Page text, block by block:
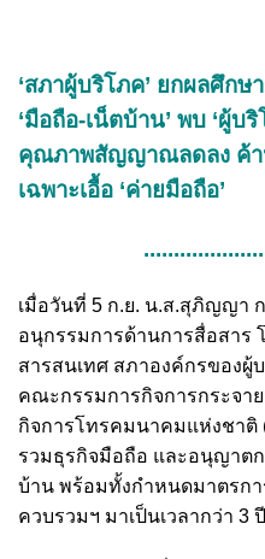
‘สภาผู้บริโภค’ ยกผลศึกษ
‘มือถือ-เน็ตบ้าน’ พบ ‘ผู้บ
คุณภาพสัญญาณลดลง ค้า
เฉพาะเอื้อ ‘ค่ายมือถือ’
เมื่อวันที่ 5 ก.ย. น.ส.สุภิญญา
อนุกรรมการด้านการสื่อสาร
สารสนเทศ สภาองค์กรของผู้
คณะกรรมการกิจการกระจา
กิจการโทรคมนาคมแห่งชาติ
รวมธุรกิจมือถือ และอนุญาต
บ้าน พร้อมทั้งกำหนดมาตรกา
ควบรวมฯ มาเป็นเวลากว่า 3